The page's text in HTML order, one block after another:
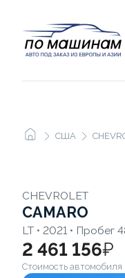
США
CHEVROLET
CAMARO
LT • 2021 • Пробег
2 461 156₽
Стоимость автомобиля